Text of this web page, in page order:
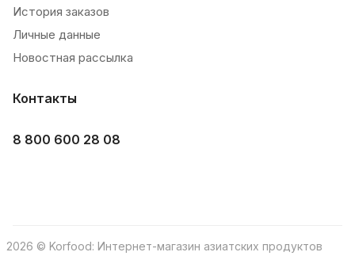
История заказов
Личные данные
Новостная рассылка
Контакты
8 800 600 28 08
2026 © Korfood: Интернет-магазин азиатских продуктов